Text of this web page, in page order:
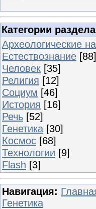
Категории раздела
Археологические
Естествознание [88]
Человек [35]
Религия [12]
Социум [46]
История [16]
Речь [52]
Генетика [30]
Космос [68]
Технологии [9]
Flash [3]
Навигация:
Генетика